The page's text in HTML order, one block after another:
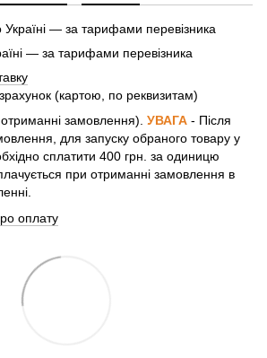
— за тарифами перевізника
— за тарифами перевізника
(картою, по реквизитам)
замовлення). УВАГА - Після
для запуску обраного товару у
сплатити 400 грн. за одиницю
при отриманні замовлення в
оплату